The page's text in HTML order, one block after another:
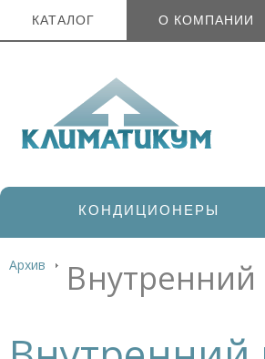
КАТАЛОГ О КОМПАНИИ
КОНДИЦИОНЕРЫ
Архив Внутренний